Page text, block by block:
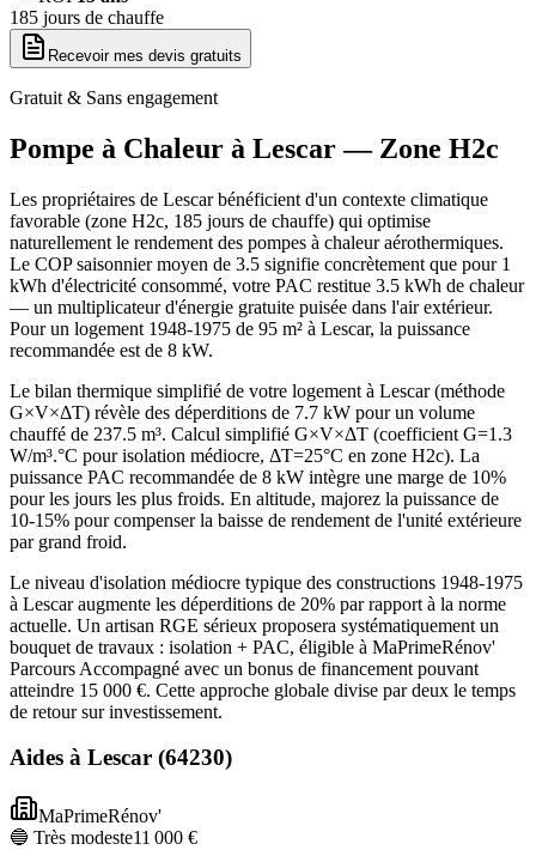
185 jours de chauffe
Recevoir mes devis gratuits
Gratuit & Sans engagement
Pompe à Chaleur à Lescar— Zone H2c
Les propriétaires de Lescar bénéficient d'un contexte climatique
favorable (zone H2c, 185 jours de chauffe) qui optimise
naturellement le rendement des pompes à chaleur aérothermiques.
Le COP saisonnier moyen de 3.5 signifie concrètement que pour 1
kWh d'électricité consommé, votre PAC restitue 3.5 kWh de chaleur
— un multiplicateur d'énergie gratuite puisée dans l'air extérieur.
Pour un logement 1948-1975 de 95 m² à Lescar, la puissance
recommandée est de 8 kW.
Le bilan thermique simplifié de votre logement à Lescar (méthode
G×V×ΔT) révèle des déperditions de 7.7 kW pour un volume
chauffé de 237.5 m³. Calcul simplifié G×V×ΔT (coefficient G=1.3
W/m³.°C pour isolation médiocre, ΔT=25°C en zone H2c). La
puissance PAC recommandée de 8 kW intègre une marge de 10%
pour les jours les plus froids. En altitude, majorez la puissance de
10-15% pour compenser la baisse de rendement de l'unité extérieure
par grand froid.
Le niveau d'isolation médiocre typique des constructions 1948-1975
à Lescar augmente les déperditions de 20% par rapport à la norme
actuelle. Un artisan RGE sérieux proposera systématiquement un
bouquet de travaux : isolation + PAC, éligible à MaPrimeRénov'
Parcours Accompagné avec un bonus de financement pouvant
atteindre 15 000 €. Cette approche globale divise par deux le temps
de retour sur investissement.
Aides à Lescar (64230)
MaPrimeRénov'
🔵 Très modeste11 000 €